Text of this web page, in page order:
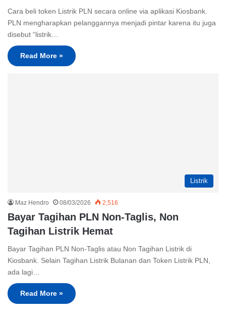
Cara beli token Listrik PLN secara online via aplikasi Kiosbank.
PLN mengharapkan pelanggannya menjadi pintar karena itu juga
disebut “listrik…
Read More »
Listrik
Maz Hendro 08/03/2026 2,516
Bayar Tagihan PLN Non-Taglis, Non
Tagihan Listrik Hemat
Bayar Tagihan PLN Non-Taglis atau Non Tagihan Listrik di
Kiosbank. Selain Tagihan Listrik Bulanan dan Token Listrik PLN,
ada lagi…
Read More »